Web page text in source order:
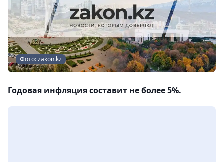
Фото: zakon.kz
Годовая инфляция составит не более 5%.